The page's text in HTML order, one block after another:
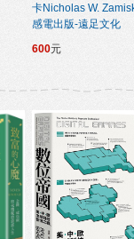
卡Nicholas W.
感電出版-遠足文化
600元